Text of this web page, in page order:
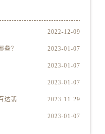
2022-12-09
些？ 2023-01-07
2023-01-07
2023-01-07
怎样调试校准百达翡丽手表？（百达翡丽手表的调试校准方法） 2023-11-29
2023-01-07